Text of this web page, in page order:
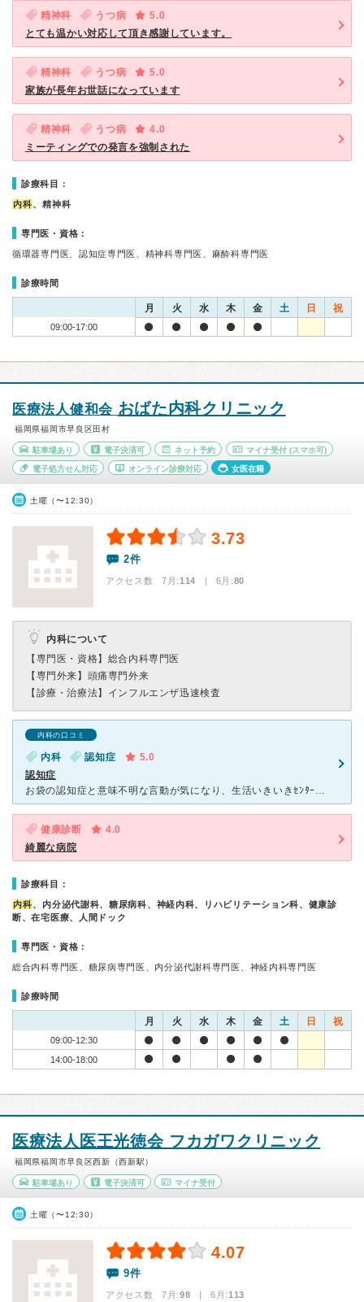
精神科 うつ病
5.0
とても温かい対応して頂き感謝しています。
精神科 うつ病
5.0
家族が長年お世話になっています
精神科 うつ病
4.0
ミーティングでの発言を強制された
診療科目：
内科、精神科
専門医・資格：
循環器専門医、認知症専門医、精神科専門医、麻酔科専門医
診療時間
月 火 水 木 金 土 日 祝
09:00-17:00
医療法人健和会 おばた内科クリニック
福岡県福岡市早良区田村
駐車場あり 電子決済可 ネット予約 マイナ受付 (スマホ可)
電子処方せん対応 オンライン診療対応 女医在籍
土曜（〜12:30）
3.73
2件
アクセス数 7月:114 | 6月:80
内科について
【専門医・資格】 総合内科専門医
【専門外来】 頭痛専門外来
【診療・治療法】 インフルエンザ迅速検査
内科の口コミ
内科 認知症
5.0
認知症
お袋の認知症と意味不明な言動が気になり、生活いきいきｾﾝﾀｰの勧めもあり受診しました。先ず初めに感じた事は、凄く丁寧な対応をしてくれた事でした。夕方4時30分位に行ったのですが、院長先生は嫌な顔ひとつ
健康診断
4.0
綺麗な病院
診療科目：
内科、内分泌代謝科、糖尿病科、神経内科、リハビリテーション科、健康診
断、在宅医療、人間ドック
専門医・資格：
総合内科専門医、糖尿病専門医、内分泌代謝科専門医、神経内科専門医
診療時間
月 火 水 木 金 土 日 祝
09:00-12:30
14:00-18:00
医療法人医王光徳会 フカガワクリニック
福岡県福岡市早良区西新（西新駅）
駐車場あり 電子決済可 マイナ受付
土曜（〜12:30）
4.07
9件
アクセス数 7月:98 | 6月:113